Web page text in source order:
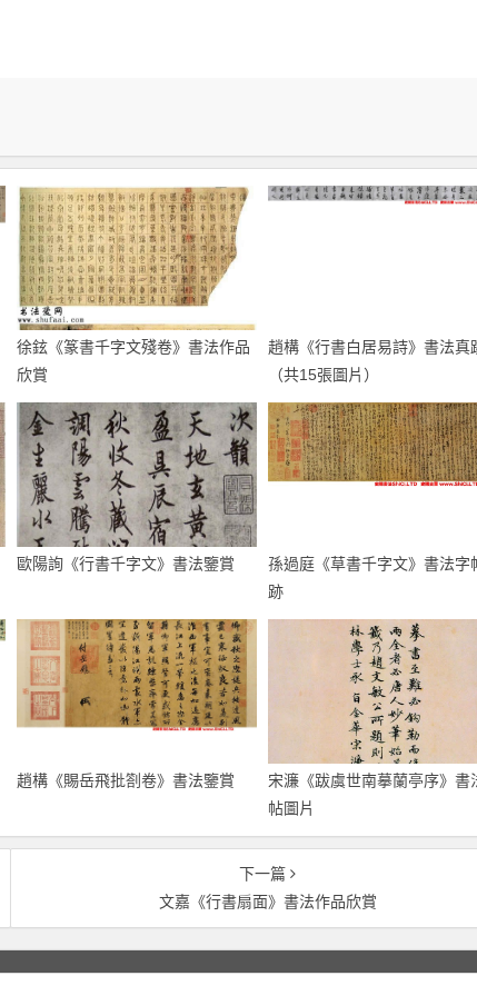
徐鉉《篆書千字文殘卷》書法作品
欣賞
趙構《行書白居易詩》書法真
（共15張圖片）
歐陽詢《行書千字文》書法鑒賞
孫過庭《草書千字文》書法字
跡
趙構《賜岳飛批劄卷》書法鑒賞
宋濂《跋虞世南摹蘭亭序》書
帖圖片
下一篇
文嘉《行書扇面》書法作品欣賞